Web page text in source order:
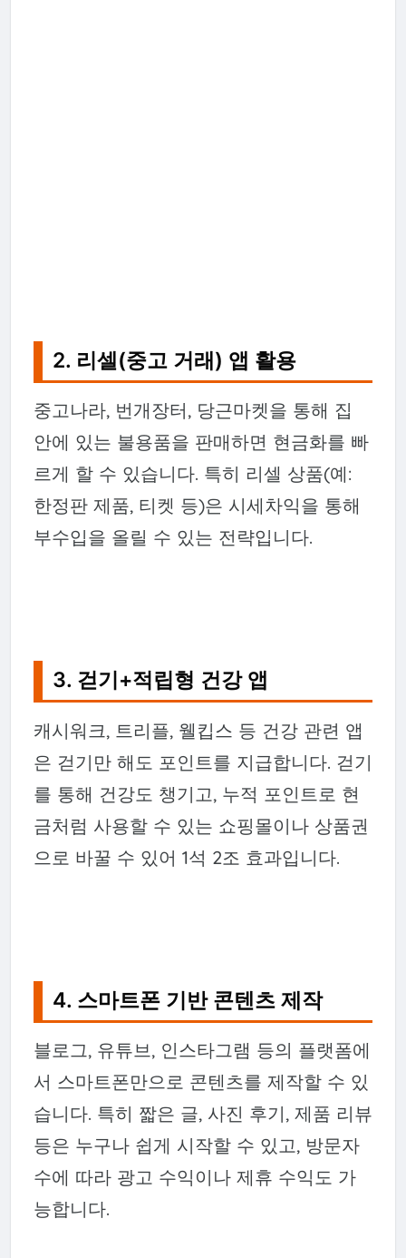
2. 리셀(중고 거래) 앱 활용
중고나라, 번개장터, 당근마켓을 통해 집
안에 있는 불용품을 판매하면 현금화를 빠
르게 할 수 있습니다. 특히 리셀 상품(예:
한정판 제품, 티켓 등)은 시세차익을 통해
부수입을 올릴 수 있는 전략입니다.
3. 걷기+적립형 건강 앱
캐시워크, 트리플, 웰킵스 등 건강 관련 앱
은 걷기만 해도 포인트를 지급합니다. 걷기
를 통해 건강도 챙기고, 누적 포인트로 현
금처럼 사용할 수 있는 쇼핑몰이나 상품권
으로 바꿀 수 있어 1석 2조 효과입니다.
4. 스마트폰 기반 콘텐츠 제작
블로그, 유튜브, 인스타그램 등의 플랫폼에
서 스마트폰만으로 콘텐츠를 제작할 수 있
습니다. 특히 짧은 글, 사진 후기, 제품 리뷰
등은 누구나 쉽게 시작할 수 있고, 방문자
수에 따라 광고 수익이나 제휴 수익도 가
능합니다.